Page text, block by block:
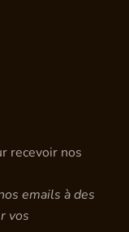
recevoir nos
emails à des
vos